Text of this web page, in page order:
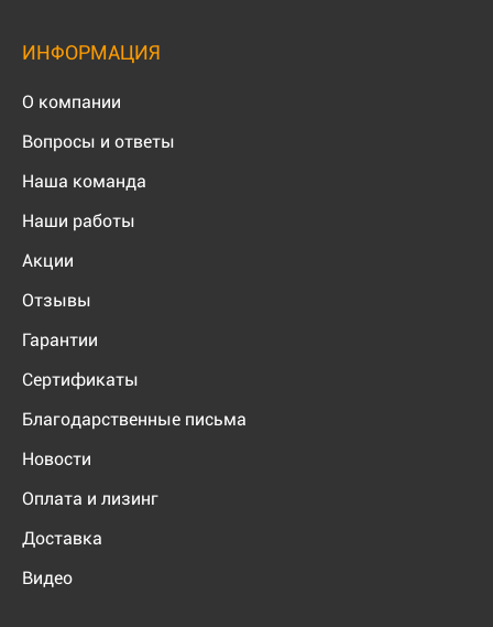
ИНФОРМАЦИЯ
О компании
Вопросы и ответы
Наша команда
Наши работы
Акции
Отзывы
Гарантии
Сертификаты
Благодарственные письма
Новости
Оплата и лизинг
Доставка
Видео